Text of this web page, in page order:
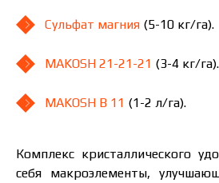
Сульфат магния (5-10 кг/га).
MAKOSH 21-21-21 (3-4 кг/га).
MAKOSH B 11 (1-2 л/га).
Комплекс кристаллического
себя макроэлементы,